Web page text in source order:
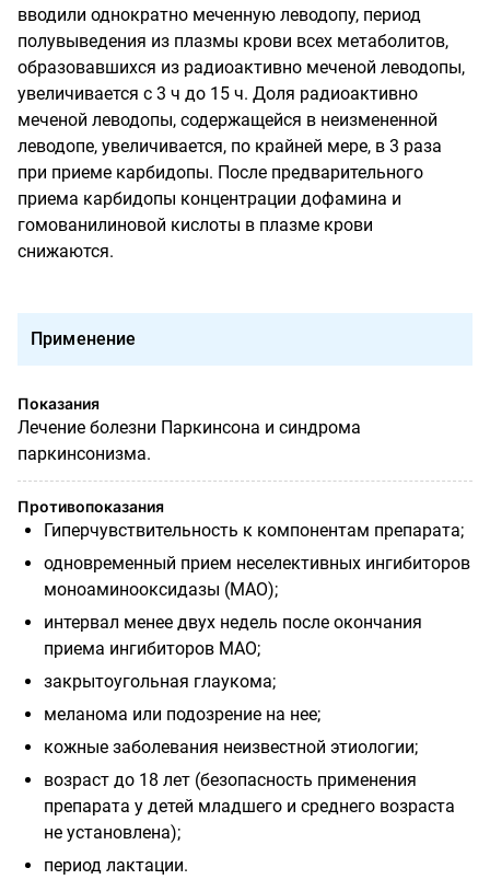
вводили однократно меченную леводопу, период
полувыведения из плазмы крови всех метаболитов,
образовавшихся из радиоактивно меченой леводопы,
увеличивается с 3 ч до 15 ч. Доля радиоактивно
меченой леводопы, содержащейся в неизмененной
леводопе, увеличивается, по крайней мере, в 3 раза
при приеме карбидопы. После предварительного
приема карбидопы концентрации дофамина и
гомованилиновой кислоты в плазме крови
снижаются.
Применение
Показания
Лечение болезни Паркинсона и синдрома
паркинсонизма.
Противопоказания
Гиперчувствительность к компонентам препарата;
одновременный прием неселективных ингибиторов
моноаминооксидазы (МАО);
интервал менее двух недель после окончания
приема ингибиторов МАО;
закрытоугольная глаукома;
меланома или подозрение на нее;
кожные заболевания неизвестной этиологии;
возраст до 18 лет (безопасность применения
препарата у детей младшего и среднего возраста
не установлена);
период лактации.